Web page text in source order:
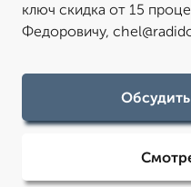
ключ скидка от 15
Федоровичу,